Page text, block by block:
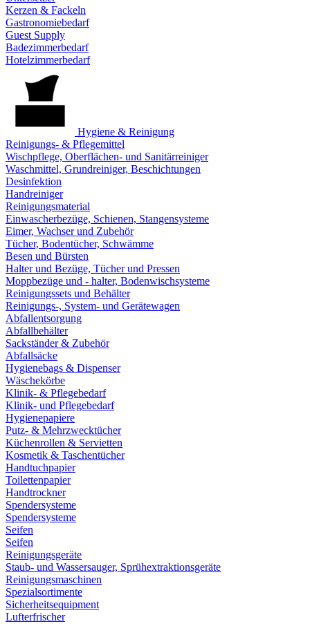
Kerzen & Fackeln
Gastronomiebedarf
Guest Supply
Badezimmerbedarf
Hotelzimmerbedarf
Hygiene & Reinigung
Reinigungs- & Pflegemittel
Wischpflege, Oberflächen- und Sanitärreiniger
Waschmittel, Grundreiniger, Beschichtungen
Desinfektion
Handreiniger
Reinigungsmaterial
Einwascherbezüge, Schienen, Stangensysteme
Eimer, Wachser und Zubehör
Tücher, Bodentücher, Schwämme
Besen und Bürsten
Halter und Bezüge, Tücher und Pressen
Moppbezüge und - halter, Bodenwischsysteme
Reinigungssets und Behälter
Reinigungs-, System- und Gerätewagen
Abfallentsorgung
Abfallbehälter
Sackständer & Zubehör
Abfallsäcke
Hygienebags & Dispenser
Wäschekörbe
Klinik- & Pflegebedarf
Klinik- und Pflegebedarf
Hygienepapiere
Putz- & Mehrzwecktücher
Küchenrollen & Servietten
Kosmetik & Taschentücher
Handtuchpapier
Toilettenpapier
Handtrockner
Spendersysteme
Spendersysteme
Seifen
Seifen
Reinigungsgeräte
Staub- und Wassersauger, Sprühextraktionsgeräte
Reinigungsmaschinen
Spezialsortimente
Sicherheitsequipment
Lufterfrischer